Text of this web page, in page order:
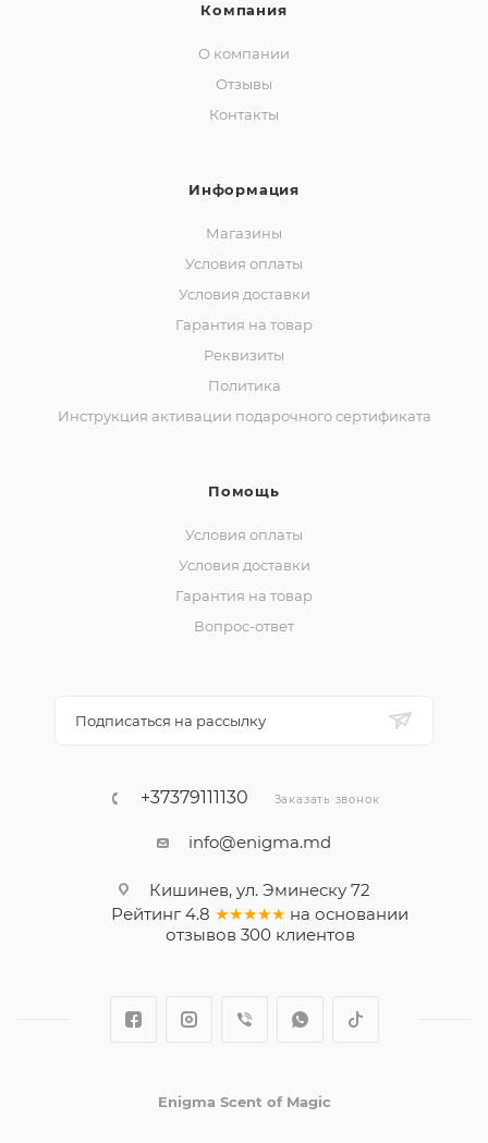
Компания
О компании
Отзывы
Контакты
Информация
Магазины
Условия оплаты
Условия доставки
Гарантия на товар
Реквизиты
Политика
Инструкция активации подарочного сертификата
Помощь
Условия оплаты
Условия доставки
Гарантия на товар
Вопрос-ответ
Подписаться на рассылку
+37379111130 Заказать звонок
info@enigma.md
Кишинев, ул. Эминеску 72
Рейтинг 4.8 ★★★★★ на основании
отзывов 300клиентов
Enigma Scent of Magic